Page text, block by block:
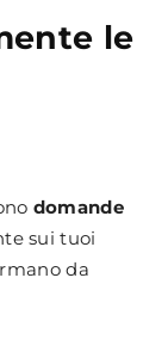
le
domande
sui tuoi
da